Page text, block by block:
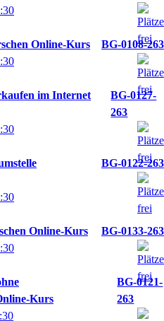
Online-Kurs
BG-0108-263
im Internet
BG-0127-
263
BG-0122-263
Online-Kurs
BG-0133-263
Kurs
BG-0121-
263